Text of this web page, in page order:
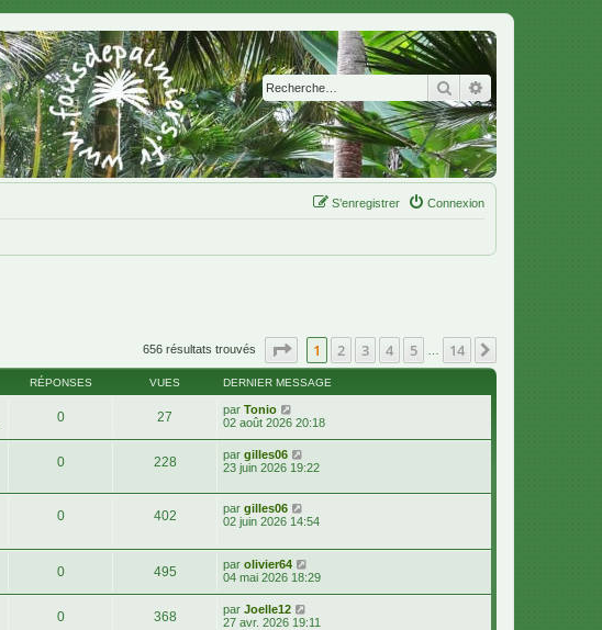
Rechercher
Connexion
S’enregistrer
656 résultats trouvés Page sur14
1 2 3 4 5 14
RÉPONSES VUES DERNIER MESSAGE
0 27 par Tonio
02 août 2026 20:18
0 228 par gilles06
23 juin 2026 19:22
0 402 par gilles06
02 juin 2026 14:54
0 495 par olivier64
04 mai 2026 18:29
0 368 par Joelle12
27 avr. 2026 19:11